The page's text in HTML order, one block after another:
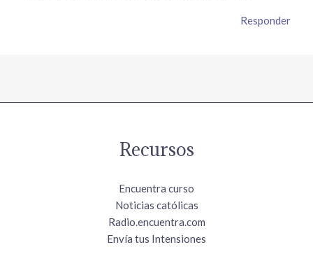
Responder
Recursos
Encuentra curso
Noticias católicas
Radio.encuentra.com
Envía tus Intensiones